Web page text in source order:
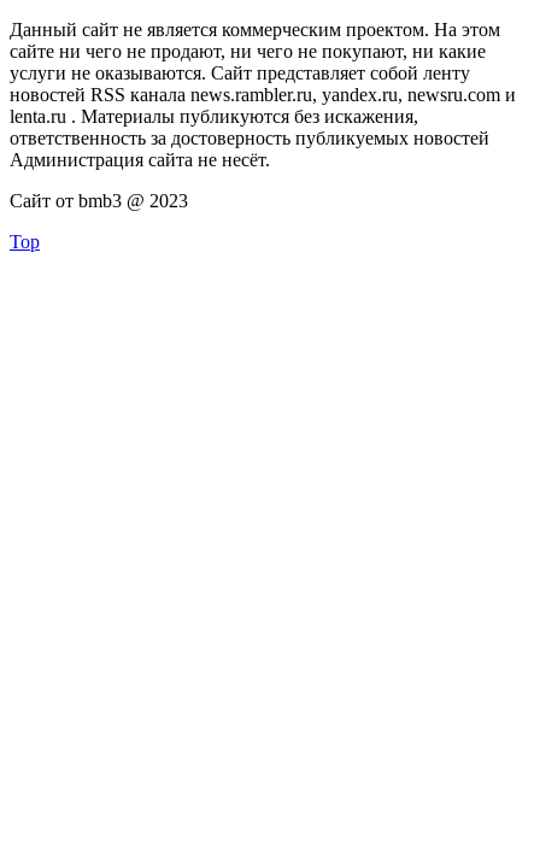
Данный сайт не является коммерческим проектом. На этом
сайте ни чего не продают, ни чего не покупают, ни какие
услуги не оказываются. Сайт представляет собой ленту
новостей RSS канала news.rambler.ru, yandex.ru, newsru.com и
lenta.ru . Материалы публикуются без искажения,
ответственность за достоверность публикуемых новостей
Администрация сайта не несёт.
Сайт от bmb3 @ 2023
Top